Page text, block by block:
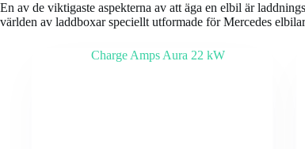
En av de viktigaste aspekterna av att äga en elbil är
världen av laddboxar speciellt utformade för Mercedes